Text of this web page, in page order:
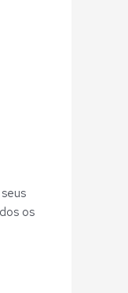
os